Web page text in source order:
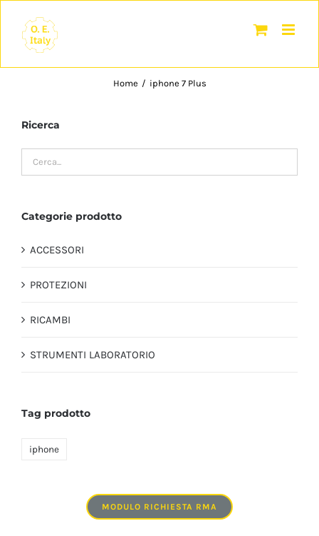
contenuto
Home / iphone 7 Plus
Ricerca
Categorie prodotto
ACCESSORI
PROTEZIONI
RICAMBI
STRUMENTI LABORATORIO
Tag prodotto
iphone
MODULO RICHIESTA RMA